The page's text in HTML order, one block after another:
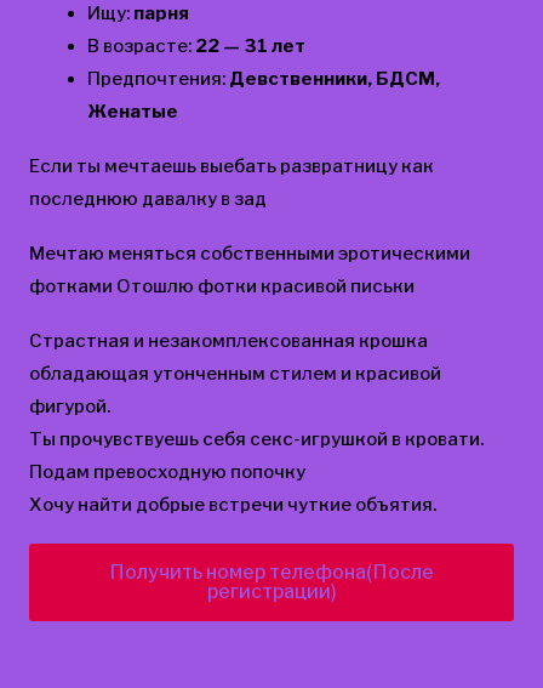
Ищу: парня
В возрасте: 22 — 31 лет
Предпочтения: Девственники, БДСМ,
Женатые
Если ты мечтаешь выебать развратницу как
последнюю давалку в зад
Мечтаю меняться собственными эротическими
фотками Отошлю фотки красивой письки
Страстная и незакомплексованная крошка
обладающая утонченным стилем и красивой
фигурой.
Ты прочувствуешь себя секс-игрушкой в кровати.
Подам превосходную попочку
Хочу найти добрые встречи чуткие объятия.
Получить номер телефона(После
регистрации)